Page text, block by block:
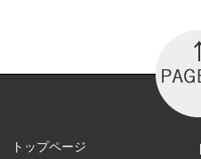
トップページ